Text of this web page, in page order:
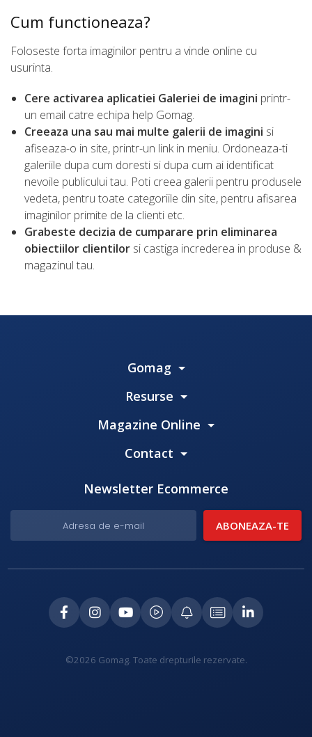
Cum functioneaza?
Foloseste forta imaginilor pentru a vinde online cu
usurinta.
Cere activarea aplicatiei Galeriei de imagini printr-
un email catre echipa help Gomag.
Creeaza una sau mai multe galerii de imagini si
afiseaza-o in site, printr-un link in meniu. Ordoneaza-ti
galeriile dupa cum doresti si dupa cum ai identificat
nevoile publicului tau. Poti creea galerii pentru produsele
vedeta, pentru toate categoriile din site, pentru afisarea
imaginilor primite de la clienti etc.
Grabeste decizia de cumparare prin eliminarea
obiectiilor clientilor si castiga increderea in produse &
magazinul tau.
Gomag
Resurse
Magazine Online
Contact
Newsletter Ecommerce
©2026 Gomag. Toate drepturile rezervate.